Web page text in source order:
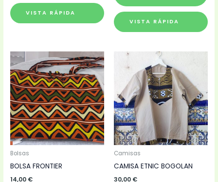
VISTA RÁPIDA
VISTA RÁPIDA
Bolsas
BOLSA FRONTIER
14,00 €
Camisas
CAMISA ETNIC BOGOLAN
30,00 €